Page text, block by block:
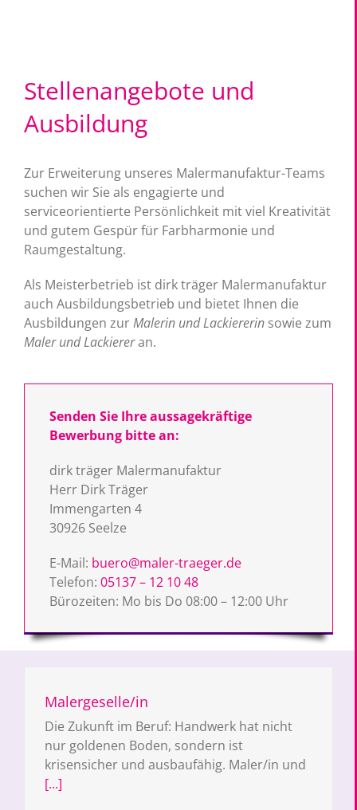
Stellenangebote und
Ausbildung
Zur Erweiterung unseres Malermanufaktur-Teams
suchen wir Sie als engagierte und
serviceorientierte Persönlichkeit mit viel Kreativität
und gutem Gespür für Farbharmonie und
Raumgestaltung.
Als Meisterbetrieb ist dirk träger Malermanufaktur
auch Ausbildungsbetrieb und bietet Ihnen die
Ausbildungen zurMalerin und Lackiererin sowie zum
Maler und Lackiereran.
Senden Sie Ihre aussagekräftige
Bewerbung bitte an:
dirk träger Malermanufaktur
Herr Dirk Träger
Immengarten 4
30926 Seelze
E-Mail: buero@maler-traeger.de
Telefon: 05137 – 12 10 48
Bürozeiten: Mo bis Do 08:00 – 12:00 Uhr
Malergeselle/in
Die Zukunft im Beruf: Handwerk hat nicht
nur goldenen Boden, sondern ist
krisensicher und ausbaufähig. Maler/in und
[...]